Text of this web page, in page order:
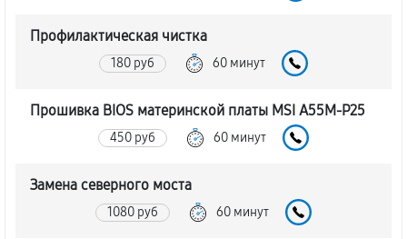
Профилактическая чистка
180 руб 60 минут
Прошивка BIOS материнской платы MSI A55M-P25
450 руб 60 минут
Замена северного моста
1080 руб 60 минут